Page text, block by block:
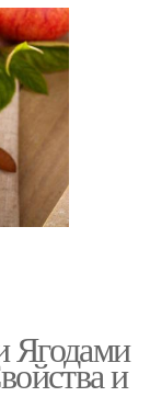
Ягодами
и